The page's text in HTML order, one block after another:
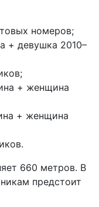
номеров;
+ девушка 2010–
+ женщина
+ женщина
660 метров. В
предстоит